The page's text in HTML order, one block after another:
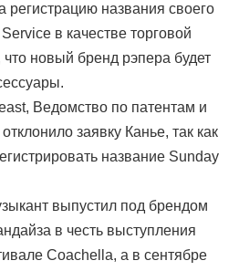
регистрацию названия своего
в качестве торговой
новый бренд рэпера будет
Ведомство по патентам и
заявку Канье, так как
название Sunday
выпустил под брендом
в честь выступления
Coachella, а в сентябре